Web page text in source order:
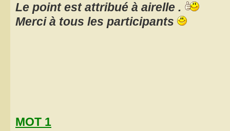
Le point est attribué à airelle .
Merci à tous les participants
MOT 1